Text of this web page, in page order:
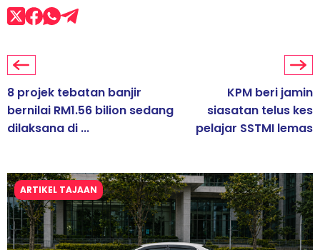
8 projek tebatan banjir
bernilai RM1.56 bilion sedang
dilaksana di ...
KPM beri jamin
siasatan telus kes
pelajar SSTMI lemas
ARTIKEL TAJAAN